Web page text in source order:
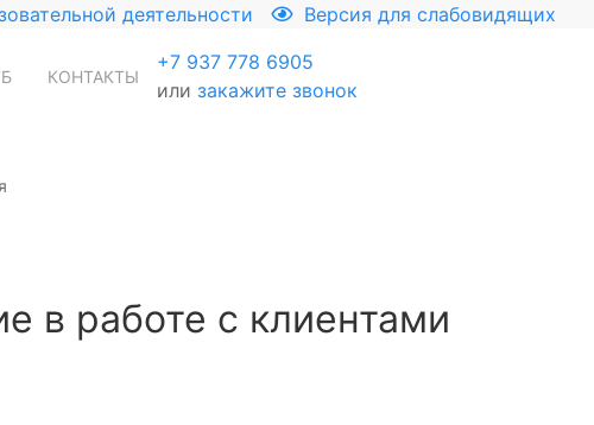
деятельности Версия для слабовидящих
КОНТАКТЫ
+7 937 778 6905
или закажите звонок
в работе с клиентами